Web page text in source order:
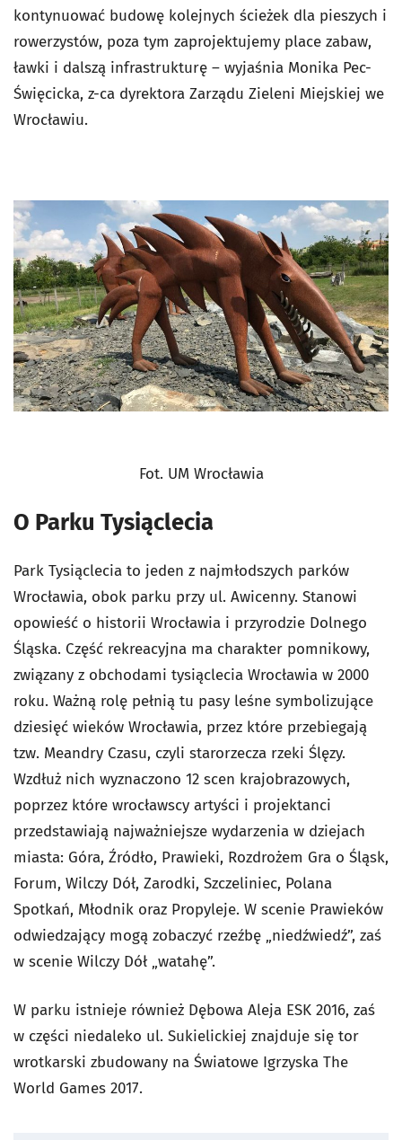
kontynuować budowę kolejnych ścieżek dla pieszych i
rowerzystów, poza tym zaprojektujemy place zabaw,
ławki i dalszą infrastrukturę – wyjaśnia Monika Pec-
Święcicka, z-ca dyrektora Zarządu Zieleni Miejskiej we
Wrocławiu.
Fot. UM Wrocławia
O Parku Tysiąclecia
Park Tysiąclecia to jeden z najmłodszych parków
Wrocławia, obok parku przy ul. Awicenny. Stanowi
opowieść o historii Wrocławia i przyrodzie Dolnego
Śląska. Część rekreacyjna ma charakter pomnikowy,
związany z obchodami tysiąclecia Wrocławia w 2000
roku. Ważną rolę pełnią tu pasy leśne symbolizujące
dziesięć wieków Wrocławia, przez które przebiegają
tzw. Meandry Czasu, czyli starorzecza rzeki Ślęzy.
Wzdłuż nich wyznaczono 12 scen krajobrazowych,
poprzez które wrocławscy artyści i projektanci
przedstawiają najważniejsze wydarzenia w dziejach
miasta: Góra, Źródło, Prawieki, Rozdrożem Gra o Śląsk,
Forum, Wilczy Dół, Zarodki, Szczeliniec, Polana
Spotkań, Młodnik oraz Propyleje. W scenie Prawieków
odwiedzający mogą zobaczyć rzeźbę „niedźwiedź”, zaś
w scenie Wilczy Dół „watahę”.
W parku istnieje również Dębowa Aleja ESK 2016, zaś
w części niedaleko ul. Sukielickiej znajduje się tor
wrotkarski zbudowany na Światowe Igrzyska The
World Games 2017.